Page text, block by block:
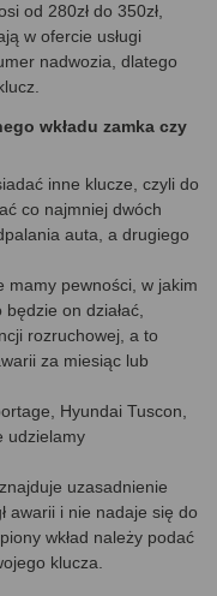
od 280zł do 350zł,
w ofercie usługi
nadwozia, dlatego
wkładu zamka czy
inne klucze, czyli do
co najmniej dwóch
auta, a drugiego
mamy pewności, w jakim
on działać,
rozruchowej, a to
za miesiąc lub
Hyundai Tuscon,
udzielamy
uzasadnienie
awarii i nie nadaje się do
wkład należy podać
klucza.